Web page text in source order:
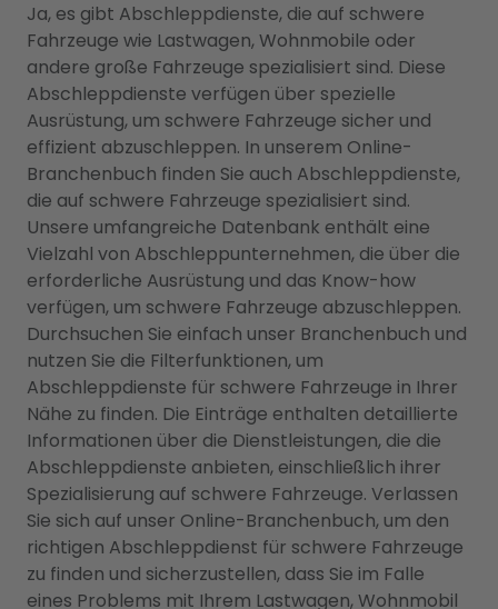
Ja, es gibt Abschleppdienste, die auf schwere
Fahrzeuge wie Lastwagen, Wohnmobile oder
andere große Fahrzeuge spezialisiert sind. Diese
Abschleppdienste verfügen über spezielle
Ausrüstung, um schwere Fahrzeuge sicher und
effizient abzuschleppen. In unserem Online-
Branchenbuch finden Sie auch Abschleppdienste,
die auf schwere Fahrzeuge spezialisiert sind.
Unsere umfangreiche Datenbank enthält eine
Vielzahl von Abschleppunternehmen, die über die
erforderliche Ausrüstung und das Know-how
verfügen, um schwere Fahrzeuge abzuschleppen.
Durchsuchen Sie einfach unser Branchenbuch und
nutzen Sie die Filterfunktionen, um
Abschleppdienste für schwere Fahrzeuge in Ihrer
Nähe zu finden. Die Einträge enthalten detaillierte
Informationen über die Dienstleistungen, die die
Abschleppdienste anbieten, einschließlich ihrer
Spezialisierung auf schwere Fahrzeuge. Verlassen
Sie sich auf unser Online-Branchenbuch, um den
richtigen Abschleppdienst für schwere Fahrzeuge
zu finden und sicherzustellen, dass Sie im Falle
eines Problems mit Ihrem Lastwagen, Wohnmobil